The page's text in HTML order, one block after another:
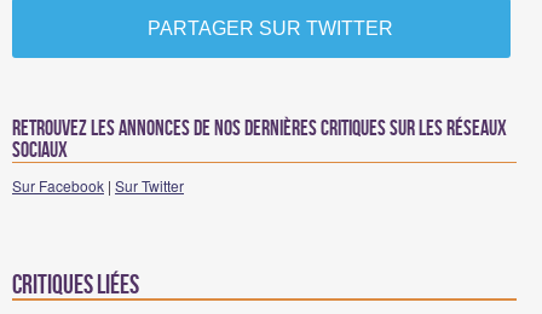
PARTAGER SUR TWITTER
Retrouvez les annonces de nos dernières critiques sur les réseaux
sociaux
Sur Facebook | Sur Twitter
Critiques liées